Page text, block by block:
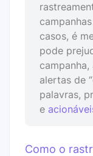
casos, é
pode
alertas de
palavras,
e
Como o